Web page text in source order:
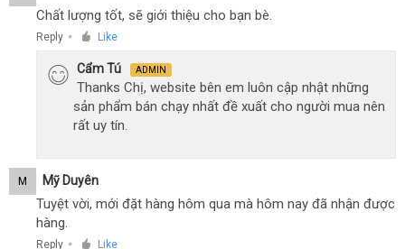
Chất lượng tốt, sẽ giới thiệu cho bạn bè.
Reply ● Like
Cẩm Tú ADMIN
Thanks Chị, website bên em luôn cập nhật những
sản phẩm bán chạy nhất đề xuất cho người mua nên
rất uy tín.
M Mỹ Duyên
Tuyệt vời, mới đặt hàng hôm qua mà hôm nay đã nhận được
hàng.
Reply ● Like